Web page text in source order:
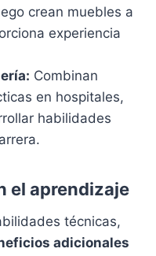
crean muebles a
experiencia
Combinan
en hospitales,
habilidades
el aprendizaje
técnicas,
adicionales